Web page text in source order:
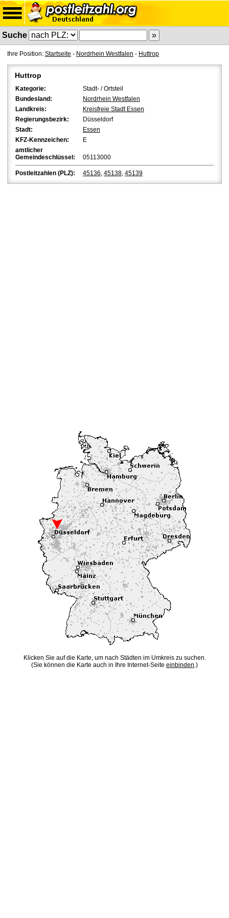
Suche
Ihre Position: Startseite - Nordrhein Westfalen - Huttrop
Huttrop
Kategorie:
Stadt- / Ortsteil
Bundesland:
Nordrhein Westfalen
Landkreis:
Kreisfreie Stadt Essen
Regierungsbezirk:
Düsseldorf
Stadt:
Essen
KFZ-Kennzeichen:
E
amtlicher
Gemeindeschlüssel:
05113000
Postleitzahlen (PLZ): 45136, 45138, 45139
Klicken Sie auf die Karte, um nach Städten im Umkreis zu suchen.
(Sie können die Karte auch in Ihre Internet-Seite einbinden.)